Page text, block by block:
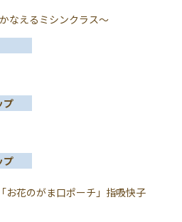
なえるミシンクラス～
プ
プ
お花のがま口ポーチ」指吸快子